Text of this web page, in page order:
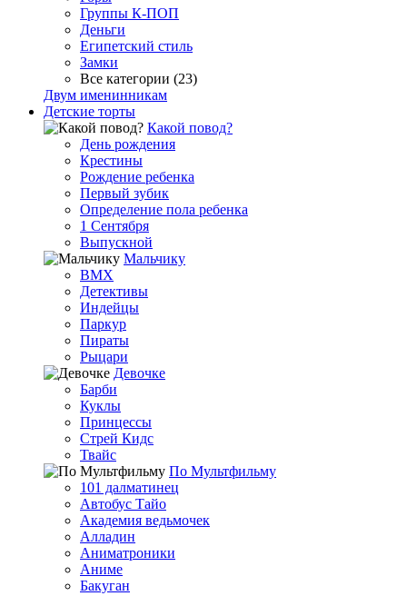
Группы К-ПОП
Деньги
Египетский стиль
Замки
Все категории (23)
Двум именинникам
Детские торты
Какой повод?
День рождения
Крестины
Рождение ребенка
Первый зубик
Определение пола ребенка
1 Сентября
Выпускной
Мальчику
BMX
Детективы
Индейцы
Паркур
Пираты
Рыцари
Девочке
Барби
Куклы
Принцессы
Стрей Кидс
Твайс
По Мультфильму
101 далматинец
Автобус Тайо
Академия ведьмочек
Алладин
Аниматроники
Аниме
Бакуган